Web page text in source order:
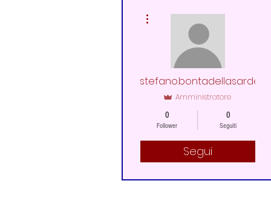
Amministratore
0
Follower
0
Seguiti
Segui